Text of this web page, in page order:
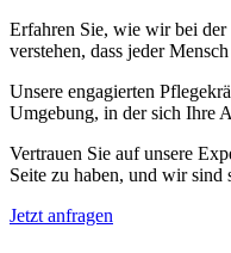
Erfahren Sie, wie wir bei der
verstehen, dass jeder
Unsere engagierten
Umgebung, in der sich Ihre
Vertrauen Sie auf unsere
Seite zu haben, und wir
Jetzt anfragen